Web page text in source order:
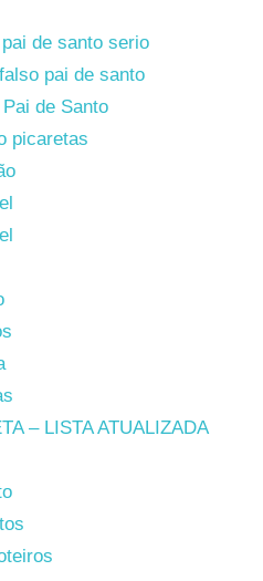
de santo serio
pai de santo
de Santo
picaretas
– LISTA ATUALIZADA